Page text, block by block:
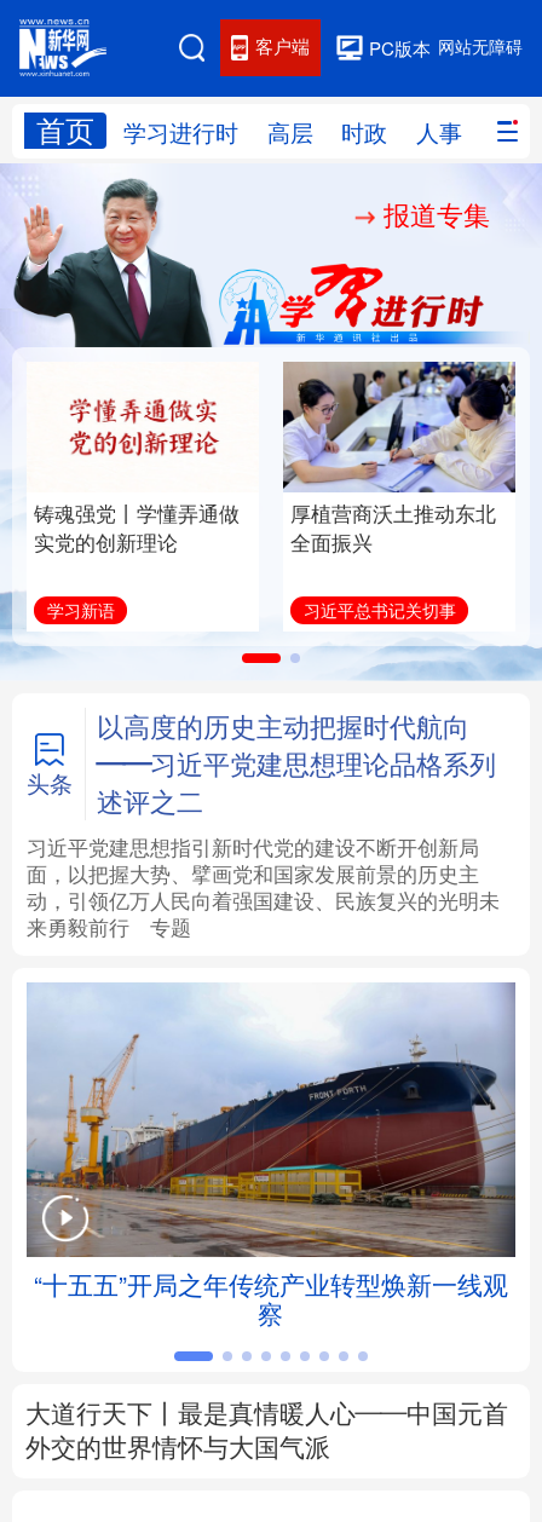
网站无障碍
PC版本
客户端
首页 学习进行时 高层 时政 人事 国际
网站地图
学习进行时 人事
国际 财经 网评
思客智库 全球连线 教育
科技 科创 量子 体育
健康 军事
访谈 视频 图片 政务
信息化 数字经济
学术中国 乡村振兴 银龄 溯源中国
城市 旅游 能源 会展
彩票 娱乐 时尚 悦读
公益 一带一路 亚太网 上市公司
地方频道
北京 天津 河北 山西
辽宁 吉林 上海 江苏
浙江 安徽 福建 江西
四川 贵州 云南
报道专集
铸魂强党丨学懂弄通做
实党的创新理论
学习新语
厚植营商沃土推动东北
全面振兴
习近平总书记关切事
头条
以高度的历史主动把握时代航向
——习近平党建思想理论品格系列
述评之二
习近平党建思想指引新时代党的建设不断开创新局
面，以把握大势、擘画党和国家发展前景的历史主
动，引领亿万人民向着强国建设、民族复兴的光明未
来勇毅前行
专题
“十五五”开局之年传统产业转型焕新一线观
察
大道行天下丨最是真情暖人心——中国元首
外交的世界情怀与大国气派